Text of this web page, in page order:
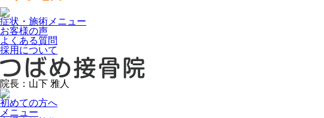
症状・施術メニュー
お客様の声
よくある質問
採用について
院長：山下 雅人
初めての方へ
メニュー